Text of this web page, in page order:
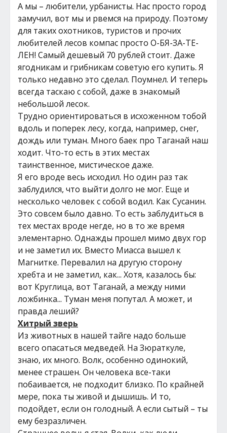
А мы – любители, урбанисты. Нас просто город
замучил, вот мы и рвемся на природу. Поэтому
для таких охотников, туристов и прочих
любителей лесов компас просто О-БЯ-ЗА-ТЕ-
ЛЕН! Самый дешевый 70 рублей стоит. Даже
ягодникам и грибникам советую его купить. Я
только недавно это сделал. Поумнел. И теперь
всегда таскаю с собой, даже в знакомый
небольшой лесок.
Трудно ориентироваться в исхоженном тобой
вдоль и поперек лесу, когда, например, снег,
дождь или туман. Много баек про Таганай наш
ходит. Что-то есть в этих местах
таинственное, мистическое даже.
Я его вроде весь исходил. Но один раз так
заблудился, что выйти долго не мог. Еще и
несколько человек с собой водил. Как Сусанин.
Это совсем было давно. То есть заблудиться в
тех местах вроде негде, но в то же время
элементарно. Однажды прошел мимо двух гор
и не заметил их. Вместо Миасса вышел к
Магнитке. Перевалил на другую сторону
хребта и не заметил, как... Хотя, казалось бы:
вот Круглица, вот Таганай, а между ними
ложбинка... Туман меня попутал. А может, и
правда леший?
Хитрый зверь
Из животных в нашей тайге надо больше
всего опасаться медведей. На Зюраткуле,
знаю, их много. Волк, особенно одинокий,
менее страшен. Он человека все-таки
побаивается, не подходит близко. По крайней
мере, пока ты живой и дышишь. И то,
подойдет, если он голодный. А если сытый – ты
ему безразличен.